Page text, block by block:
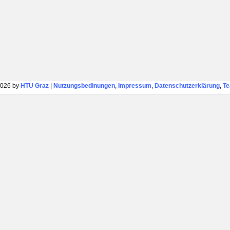
by HTU Graz| Nutzungsbedinungen, Impressum, Datenschutzerklärung,